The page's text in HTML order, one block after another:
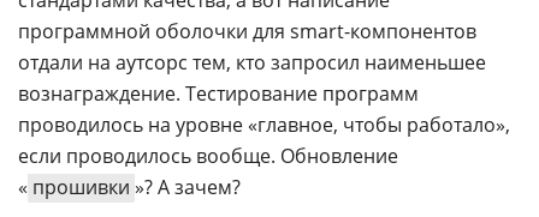
программной оболочки для smart-компонентов
отдали на аутсорс тем, кто запросил наименьшее
вознаграждение. Тестирование программ
проводилось на уровне «главное, чтобы работало»,
если проводилось вообще. Обновление
« прошивки »? А зачем?